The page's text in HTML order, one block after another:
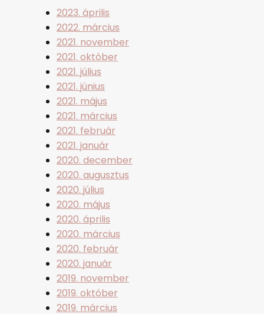
2023. április
2022. március
2021. november
2021. október
2021. július
2021. június
2021. május
2021. március
2021. február
2021. január
2020. december
2020. augusztus
2020. július
2020. május
2020. április
2020. március
2020. február
2020. január
2019. november
2019. október
2019. március